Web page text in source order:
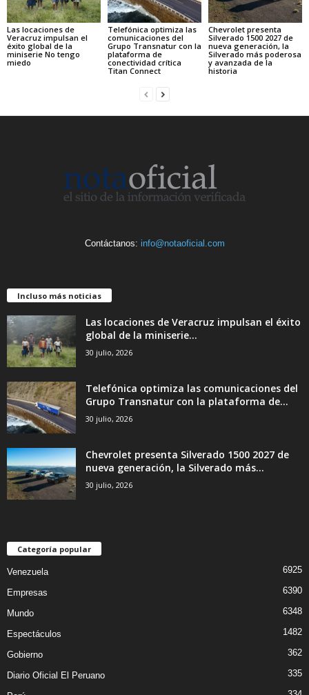
Las locaciones de
Veracruz impulsan el
éxito global de la
miniserie No tengo
miedo
Telefónica optimiza las
comunicaciones del
Grupo Transnatur con la
plataforma de
conectividad crítica
Titan Connect
Chevrolet presenta
Silverado 1500 2027 de
nueva generación, la
Silverado más poderosa
y avanzada de la
historia
Contáctanos: info@notaoficial.com
Incluso más noticias
Las locaciones de Veracruz impulsan el éxito
global de la miniserie...
30 julio, 2026
Telefónica optimiza las comunicaciones del
Grupo Transnatur con la plataforma de...
30 julio, 2026
Chevrolet presenta Silverado 1500 2027 de
nueva generación, la Silverado más...
30 julio, 2026
Categoría popular
Venezuela 6925
Empresas 6390
Mundo 6348
Espectáculos 1482
Gobierno 362
Diario Oficial El Peruano 335